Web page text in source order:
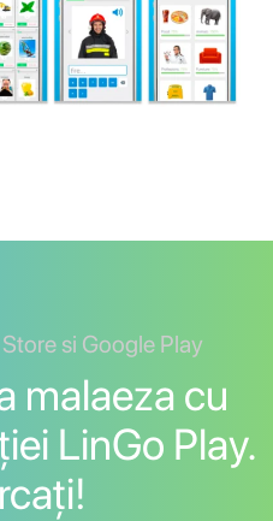
si Google Play
malaeza cu
LinGo Play.